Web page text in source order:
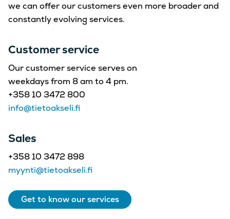
we can offer our customers even more broader and
constantly evolving services.
Customer service
Our customer service serves on
weekdays from 8 am to 4 pm.
+358 10 3472 800
info@tietoakseli.fi
Sales
+358 10 3472 898
myynti@tietoakseli.fi
Get to know our services